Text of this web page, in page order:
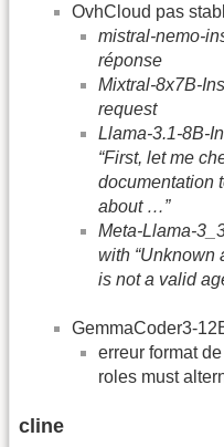
OvhCloud pas
mistral-nemo-
réponse
Mixtral-8x7B-
request
Llama-3.1-8B-
“First, let me
documentation
about …”
Meta-Llama-
with “Unknown
is not a valid
GemmaCoder3-
erreur format
roles must
cline